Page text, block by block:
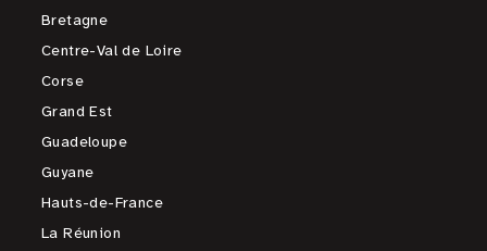
Bretagne
Centre-Val de Loire
Corse
Grand Est
Guadeloupe
Guyane
Hauts-de-France
La Réunion